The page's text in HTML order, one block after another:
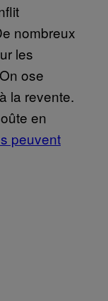
nombreux
les
ose
la revente.
en
peuvent